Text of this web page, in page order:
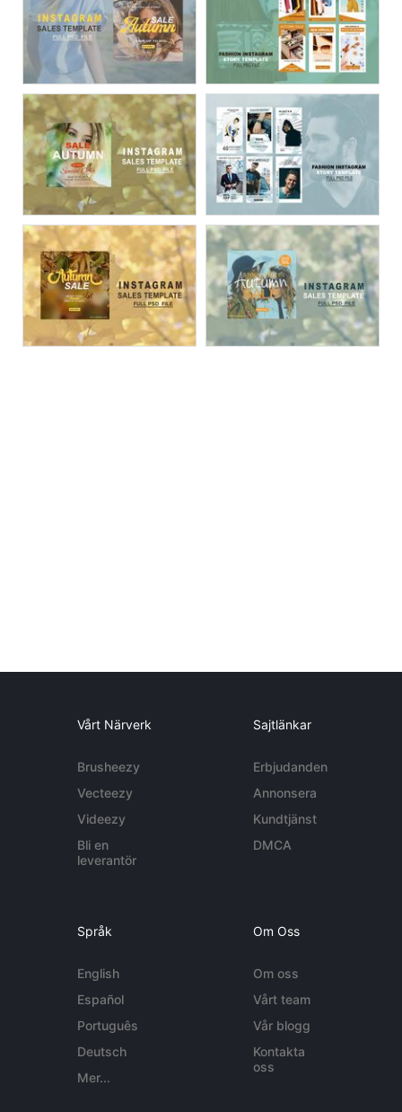
Vårt Närverk
Brusheezy
Vecteezy
Videezy
Bli en
leverantör
Sajtlänkar
Erbjudanden
Annonsera
Kundtjänst
DMCA
Språk
English
Español
Português
Deutsch
Mer...
Om Oss
Om oss
Vårt team
Vår blogg
Kontakta
oss